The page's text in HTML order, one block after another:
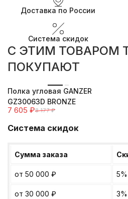
Доставка по России
Система скидок
C ЭТИМ ТОВАРОМ
ПОКУПАЮТ
Полка угловая GANZER
GZ30063D BRONZE
7 605 ₽8 177 ₽
Система скидок
Сумма заказа
от 50 000 ₽ 5%
от 30 000 ₽ 3%